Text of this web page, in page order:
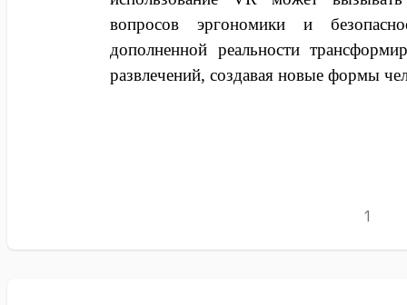
вопросов эргономики и
дополненной реальности
развлечений, создавая новые формы
1